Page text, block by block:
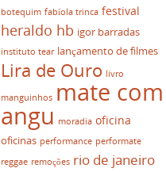
botequim fabíola trinca festival
heraldo hb igor barradas
instituto tear lançamento de filmes
Lira de Ouro livro
manguinhos mate com
angu moradia oficina
oficinas performance performate
reggae remoções rio de janeiro